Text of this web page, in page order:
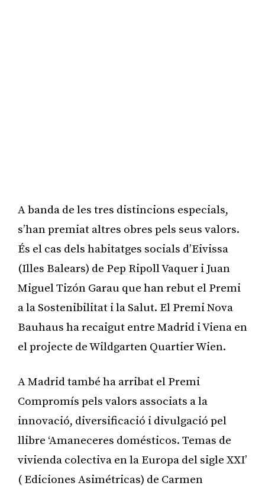
A banda de les tres distincions especials,
s’han premiat altres obres pels seus valors.
És el cas dels habitatges socials d’Eivissa
(Illes Balears) de Pep Ripoll Vaquer i Juan
Miguel Tizón Garau que han rebut el Premi
a la Sostenibilitat i la Salut. El Premi Nova
Bauhaus ha recaigut entre Madrid i Viena en
el projecte de Wildgarten Quartier Wien.
A Madrid també ha arribat el Premi
Compromís pels valors associats a la
innovació, diversificació i divulgació pel
llibre ‘Amaneceres domésticos. Temas de
vivienda colectiva en la Europa del sigle XXI’
( Ediciones Asimétricas) de Carmen